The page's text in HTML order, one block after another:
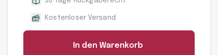
Kostenloser Versand
In den Warenkorb